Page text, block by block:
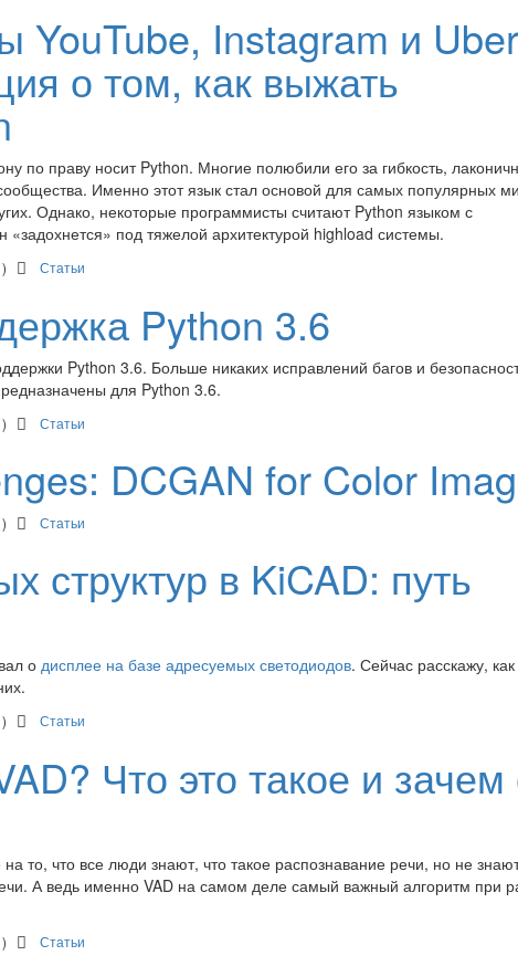
YouTube, Instagram и
о том, как выжать
по праву носит Python. Многие полюбили его за гибкость,
Именно этот язык стал основой для самых популярных
Однако, некоторые программисты считают Python языком с
под тяжелой архитектурой highload системы.
Статьи
Python 3.6
Python 3.6. Больше никаких исправлений багов и
для Python 3.6.
Статьи
DCGAN for Color
Статьи
структур в KiCAD: путь
о дисплее на базе адресуемых светодиодов. Сейчас расскажу, как
Статьи
Что это такое и зачем
то, что все люди знают, что такое распознавание речи, но не
А ведь именно VAD на самом деле самый важный алгоритм при
Статьи